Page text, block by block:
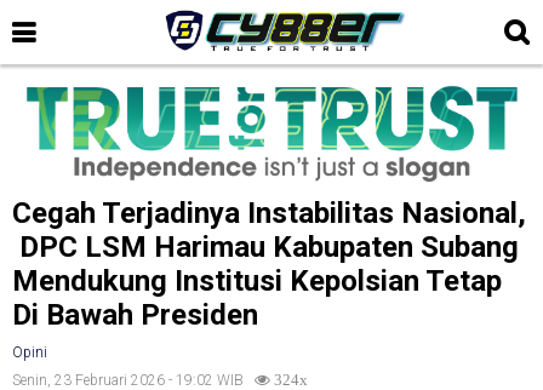
Cegah Terjadinya Instabilitas Nasional,
DPC LSM Harimau Kabupaten Subang
Mendukung Institusi Kepolsian Tetap
Di Bawah Presiden
Opini
Senin, 23 Februari 2026 - 19:02 WIB
324x